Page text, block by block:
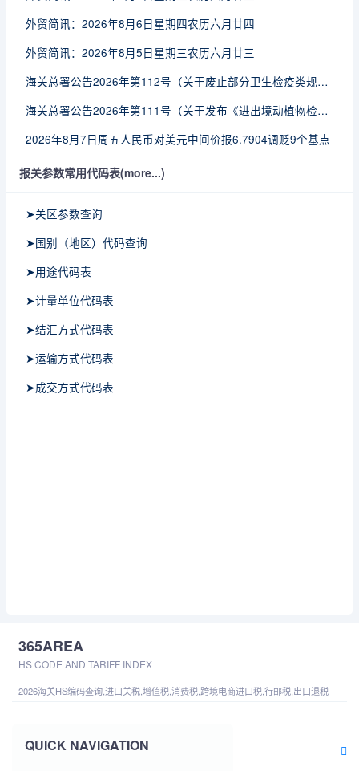
外贸简讯：2026年8月6日星期四农历六月廿四
外贸简讯：2026年8月5日星期三农历六月廿三
海关总署公告2026年第112号（关于废止部分卫生检疫类规范性文件的公告）
海关总署公告2026年第111号（关于发布《进出境动植物检疫处理监督管理工作规定》《进出境卫生处理监督管理工作规定》的公告）
2026年8月7日周五人民币对美元中间价报6.7904调贬9个基点
报关参数常用代码表(more...)
➤关区参数查询
➤国别（地区）代码查询
➤用途代码表
➤计量单位代码表
➤结汇方式代码表
➤运输方式代码表
➤成交方式代码表
365AREA
HS CODE AND TARIFF INDEX
2026海关HS编码查询,进口关税,增值税,消费税,跨境电商进口税,行邮税,出口退税
QUICK NAVIGATION